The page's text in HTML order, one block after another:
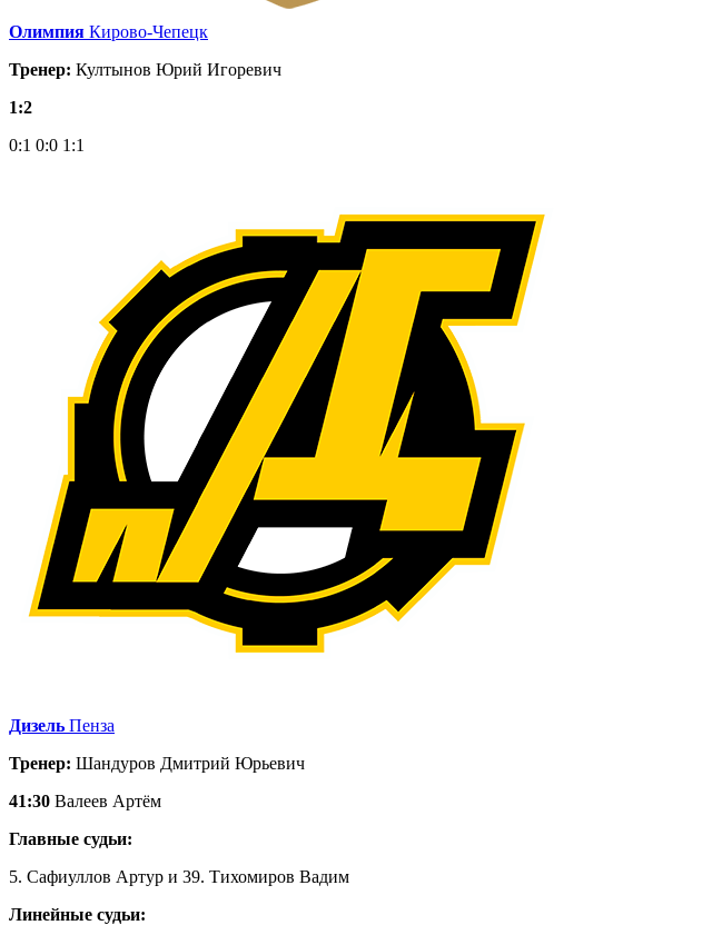
Олимпия Кирово-Чепецк
Тренер: Култынов Юрий Игоревич
1:2
0:1 0:0 1:1
Дизель Пенза
Тренер: Шандуров Дмитрий Юрьевич
41:30 Валеев Артём
Главные судьи:
5. Сафиуллов Артур и 39. Тихомиров Вадим
Линейные судьи: